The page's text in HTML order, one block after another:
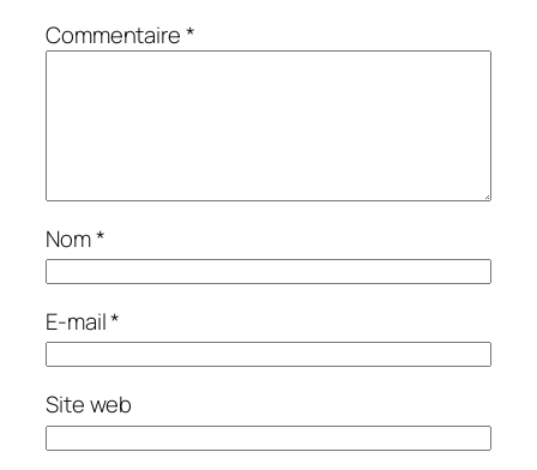
Commentaire*
Nom*
E-mail*
Site web